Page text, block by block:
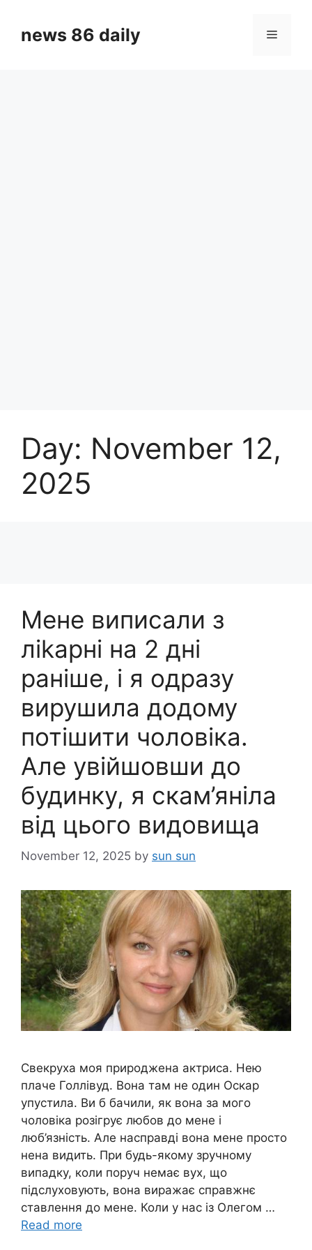
contentnews 86 daily Menu
Day: November 12,
2025
Мене виписали з
ліkарні на 2 дні
раніше, і я одразу
вирушила додому
потішити чоловіка.
Але увійшовши до
будинку, я скам’яніла
від цього видовища
November 12, 2025 by sun sun
Свекруха моя природжена актриса. Нею
плаче Голлівуд. Вона там не один Оскар
упустила. Ви б бачили, як вона за мого
чоловіка розігрує любов до мене і
люб’язність. Але насправді вона мене просто
нена видить. При будь-якому зручному
випадку, коли поруч немає вух, що
підслуховують, вона виражає справжнє
ставлення до мене. Коли у нас із Олегом …
Read more